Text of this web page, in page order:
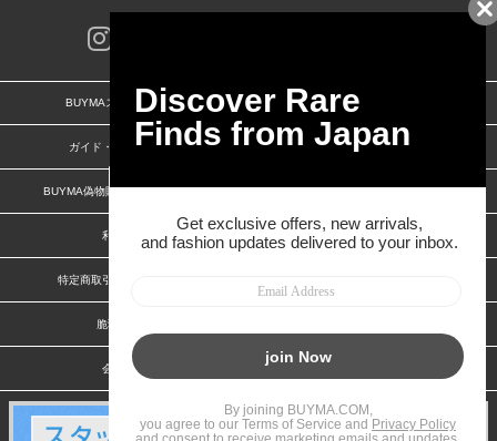
BUYMAスタートガイド 安心への取り組み
ガイド・お問い合わせ かんたん購入ガイド
BUYMA偽物販売防止の取り組み BUYMA CARD
利用規約 プライバシー
特定商取引法に関する表記
脆弱性報告
会社案内